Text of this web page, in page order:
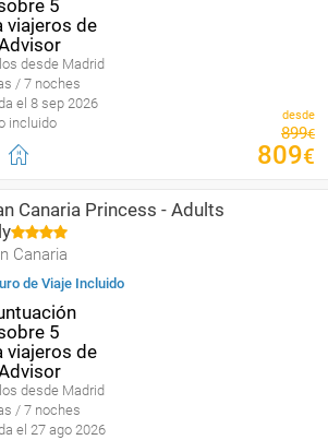
desde Madrid
/ 7 noches
el 8 sep 2026
incluido
desde
899€
809€
Canaria Princess - Adults
Canaria
de Viaje Incluido
desde Madrid
/ 7 noches
el 27 ago 2026